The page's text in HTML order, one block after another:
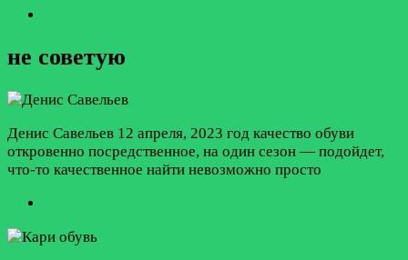
не советую
Денис Савельев 12 апреля, 2023 год качество обуви
откровенно посредственное, на один сезон — подойдет,
что-то качественное найти невозможно просто